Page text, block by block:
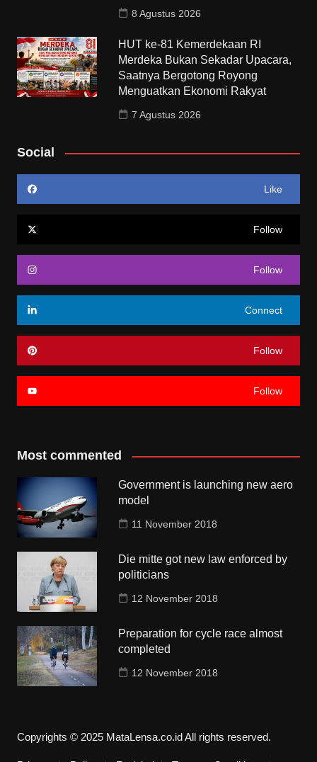
8 Agustus 2026
HUT ke-81 Kemerdekaan RI
Merdeka Bukan Sekadar Upacara,
Saatnya Bergotong Royong
Menguatkan Ekonomi Rakyat
7 Agustus 2026
Social
Like
Follow
Follow
Connect
Follow
Follow
Most commented
Government is launching new aero
model
11 November 2018
Die mitte got new law enforced by
politicians
12 November 2018
Preparation for cycle race almost
completed
12 November 2018
Copyrights © 2025 MataLensa.co.id All rights reserved.